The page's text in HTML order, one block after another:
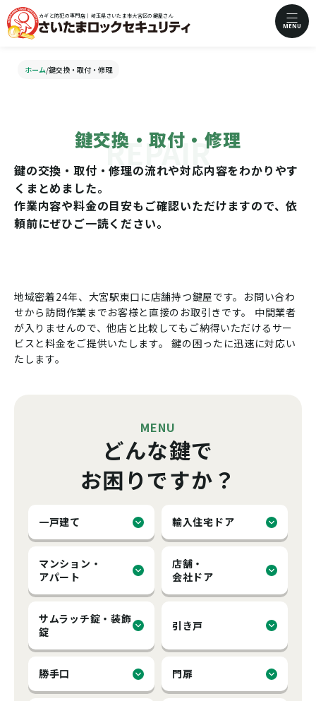
カギと防犯の専門店｜埼玉県さいたま市大宮区の鍵屋さん
MENU
ホーム/鍵交換・取付・修理
鍵交換・取付・修理
鍵の交換・取付・修理の流れや対応内容をわかりやす
くまとめました。
作業内容や料金の目安もご確認いただけますので、依
頼前にぜひご一読ください。
地域密着24年、大宮駅東口に店舗持つ鍵屋です。お問い合わ
せから訪問作業までお客様と直接のお取引きです。
中間業者
が入りませんので、他店と比較してもご納得いただけるサー
ビスと料金をご提供いたします。
鍵の困ったに迅速に対応い
たします。
MENU
どんな鍵で
お困りですか？
一戸建て 輸入住宅ドア
マンション・
アパート
店舗・
会社ドア
サムラッチ錠・装飾
錠
引き戸
勝手口 門扉